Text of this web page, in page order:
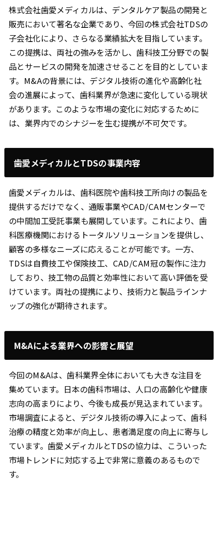
株式会社歯愛メディカルは、デンタルケア製品の開発と
販売において著名な企業であり、今回の株式会社TDSの
子会社化により、さらなる業績拡大を目指しています。
この提携は、両社の強みを活かし、歯科技工分野での製
品とサービスの開発を加速させることを目的としていま
す。M&Aの背景には、デジタル技術の進化や高齢化社
会の進展によって、歯科業界が急速に変化している現状
があります。このような市場の変化に対応するために
は、業界内でのシナジーを生む提携が不可欠です。
歯愛メディカルとTDSの事業内容
歯愛メディカルは、歯科医院や歯科技工所向けの製品を
提供するだけでなく、通販事業やCAD/CAMセンターで
の中間加工受託事業も展開しています。これにより、歯
科医療機関におけるトータルソリューションを提供し、
顧客の多様なニーズに応えることが可能です。一方、
TDSは自費技工や保険技工、CAD/CAM冠の製作に注力
しており、技工物の品質と効率性において高い評価を受
けています。両社の提携により、技術力と製品ラインナ
ップの強化が期待されます。
M&Aによる業界への影響と展望
今回のM&Aは、歯科業界全体においても大きな注目を
集めています。日本の歯科市場は、人口の高齢化や健康
志向の高まりにより、今後も成長が見込まれています。
市場調査によると、デジタル技術の導入によって、歯科
治療の精度と効率が向上し、患者満足度の向上に寄与し
ています。歯愛メディカルとTDSの協力は、こういった
市場トレンドに対応する上で非常に意義のあるもので
す。